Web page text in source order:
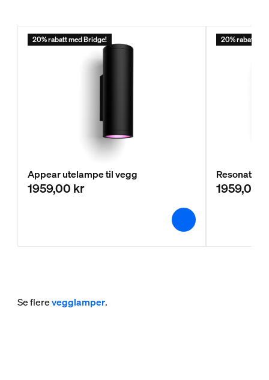
20% rabatt med Bridge!
Appear utelampe til vegg
1959,00 kr
20% rabatt
Resonate
1959,00
Se flerevegglamper.